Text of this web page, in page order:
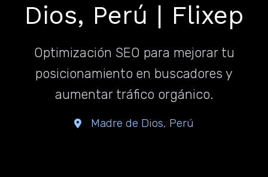
Dios, Perú | Flixep
Optimización SEO para mejorar tu
posicionamiento en buscadores y
aumentar tráfico orgánico.
Madre de Dios, Perú